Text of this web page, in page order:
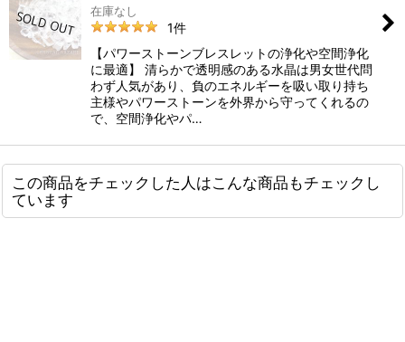
在庫なし
1件
【パワーストーンブレスレットの浄化や空間浄化
に最適】 清らかで透明感のある水晶は男女世代問
わず人気があり、負のエネルギーを吸い取り持ち
主様やパワーストーンを外界から守ってくれるの
で、空間浄化やパ…
この商品をチェックした人はこんな商品もチェックし
ています